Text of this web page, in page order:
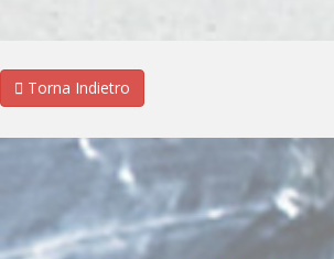
Torna Indietro